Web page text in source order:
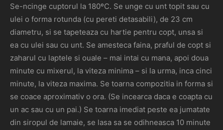
Se-ncinge cuptorul la 180ºC. Se unge cu unt topit sau cu
ulei o forma rotunda (cu pereti detasabili), de 23 cm
diametru, si se tapeteaza cu hartie pentru copt, unsa si
ea cu ulei sau cu unt. Se amesteca faina, praful de copt si
zaharul cu laptele si ouale – mai intai cu mana, apoi doua
minute cu mixerul, la viteza minima – si la urma, inca cinci
minute, la viteza maxima. Se toarna compozitia in forma si
se coace aproximativ o ora. (Se incearca daca e coapta cu
un ac sau cu un pai.) Se toarna imediat peste ea jumatate
din siropul de lamaie, se lasa sa se odihneasca 10 minute